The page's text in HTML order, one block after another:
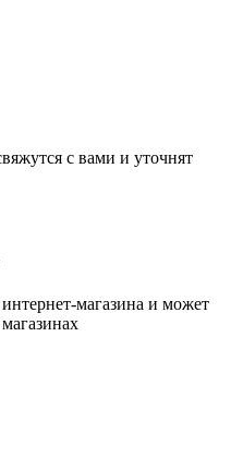
с вами и уточнят
магазина и может